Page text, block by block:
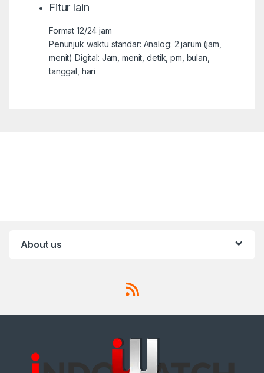
Fitur lain
Format 12/24 jam
Penunjuk waktu standar: Analog: 2 jarum (jam,
menit) Digital: Jam, menit, detik, pm, bulan,
tanggal, hari
About us